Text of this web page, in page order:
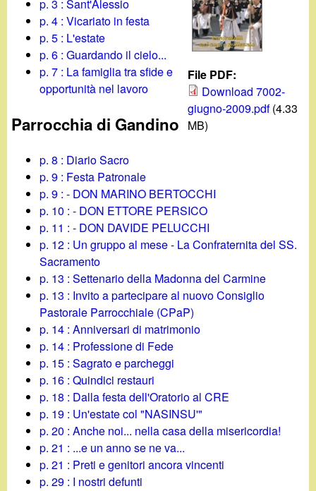
i
c
r
c
a
File PDF:
Download 7002-
giugno-2009.pdf (4.33
MB)
p. 3 : Sant'Alessio
p. 4 : Vicariato in festa
p. 5 : L'estate
p. 6 : Guardando il cielo...
p. 7 : La famiglia tra sfide e
opportunità nel lavoro
Parrocchia di Gandino
p. 8 : Diario Sacro
p. 9 : Festa Patronale
p. 9 : - DON MARINO BERTOCCHI
p. 10 : - DON ETTORE PERSICO
p. 11 : - DON DAVIDE PELUCCHI
p. 12 : Un gruppo al mese - La Confraternita del SS.
Sacramento
p. 13 : Settenario della Madonna del Carmine
p. 13 : Invito a partecipare al nuovo Consiglio
Pastorale Parrocchiale (CPaP)
p. 14 : Anniversari di matrimonio
p. 14 : Professione di Fede
p. 15 : Sagrato e parcheggi
p. 16 : Quindici restauri
p. 18 : Dalla festa dell'Oratorio al CRE
p. 19 : Un'estate col "NASINSU'"
p. 20 : Anche noi... nella casa della misericordia!
p. 21 : ...e un anno se ne va...
p. 21 : Preti e genitori ancora vincenti
p. 29 : I nostri defunti